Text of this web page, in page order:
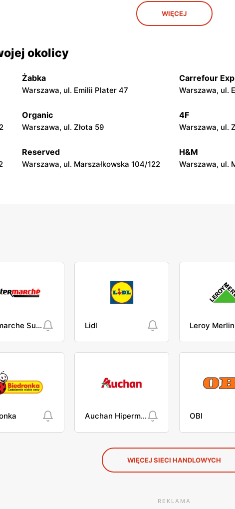
moje sklepy
Gorzyce, ul.
Jeżowe, ul. Zalesie 77
moje sklepy
Gumniska, ul. Gumniska 157C
moje sklepy
Iwierzyce, ul.
moje sklepy
Jarosław, ul. Pełkińska 147
moje sklepy
Niebylec, ul.
WIĘCEJ
okolicy
Żabka
Warszawa, ul. Emilii Plater 47
Carrefour
Warszawa, ul.
Organic
Warszawa, ul. Złota 59
4F
Warszawa, ul.
Reserved
Warszawa, ul. Marszałkowska 104/122
H&M
Warszawa, ul.
Intermarche Super Lidl Leroy Merlin
Auchan Hipermarket OBI
WIĘCEJ SIECI HANDLOWYCH
REKLAMA